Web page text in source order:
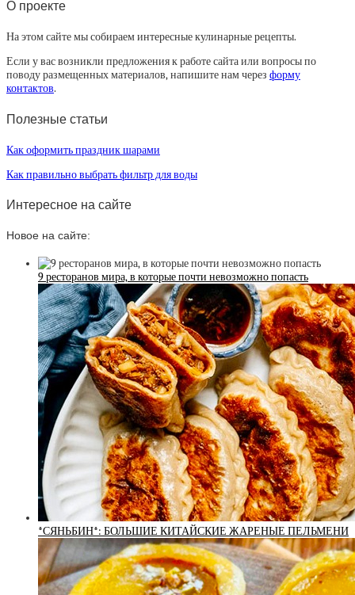
О проекте
На этом сайте мы собираем интересные кулинарные рецепты.
Если у вас возникли предложения к работе сайта или вопросы по
поводу размещенных материалов, напишите нам через форму
контактов.
Полезные статьи
Как оформить праздник шарами
Как правильно выбрать фильтр для воды
Интересное на сайте
Новое на сайте:
9 ресторанов мира, в которые почти невозможно попасть
*СЯНЬБИН*: БОЛЬШИЕ КИТАЙСКИЕ ЖАРЕНЫЕ ПЕЛЬМЕНИ